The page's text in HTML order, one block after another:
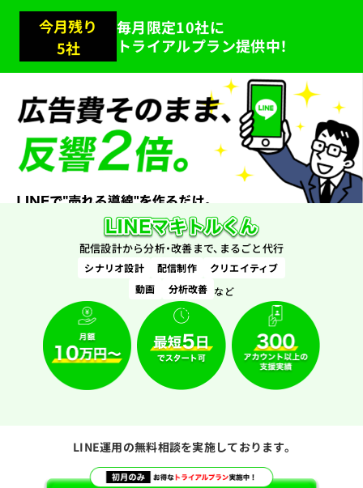
今月残り
5社
毎月限定10社に
トライアルプラン提供中！
配信設計から分析・改善まで、まるごと代行
シナリオ設計 配信制作
クリエイティブ
動画
分析改善 など
LINE運用の無料相談を実施しております。